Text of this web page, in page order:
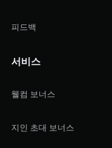
피드백
서비스
웰컴 보너스
지인 초대 보너스